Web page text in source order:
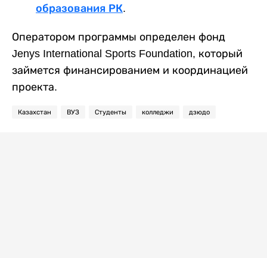
образования РК.
Оператором программы определен фонд
Jenys International Sports Foundation, который
займется финансированием и координацией
проекта.
Казахстан ВУЗ Студенты колледжи дзюдо